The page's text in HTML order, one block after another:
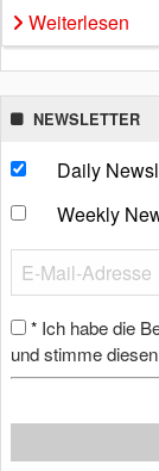
Weiterlesen
NEWSLETTER
Daily
Weekly
* Ich habe die
und stimme